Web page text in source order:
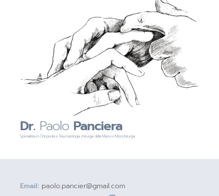
Dr. Paolo Panciera
Specialista in Ortopedia e Traumatologia, chirurgia della Mano e Microchirurgia
Email: paolo.pancier@gmail.com